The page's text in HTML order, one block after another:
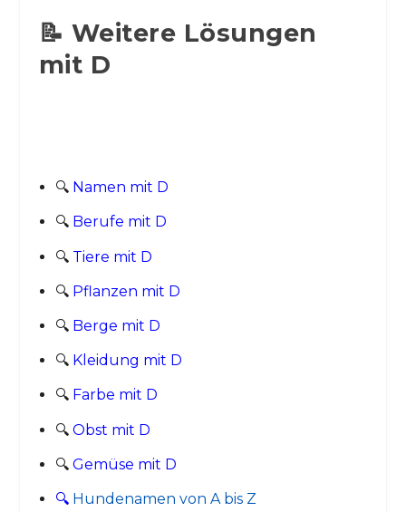
📝 Weitere Lösungen
mit D
🔍 Namen mit D
🔍 Berufe mit D
🔍 Tiere mit D
🔍 Pflanzen mit D
🔍 Berge mit D
🔍 Kleidung mit D
🔍 Farbe mit D
🔍 Obst mit D
🔍 Gemüse mit D
🔍 Hundenamen von A bis Z